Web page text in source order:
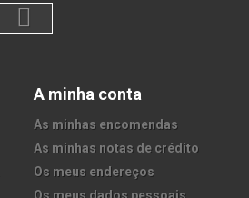
A minha conta
As minhas encomendas
As minhas notas de crédito
Os meus endereços